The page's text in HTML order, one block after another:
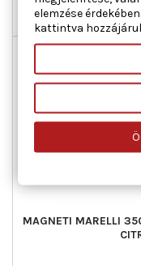
MAGNETI MARELLI
elemzése
kattintva